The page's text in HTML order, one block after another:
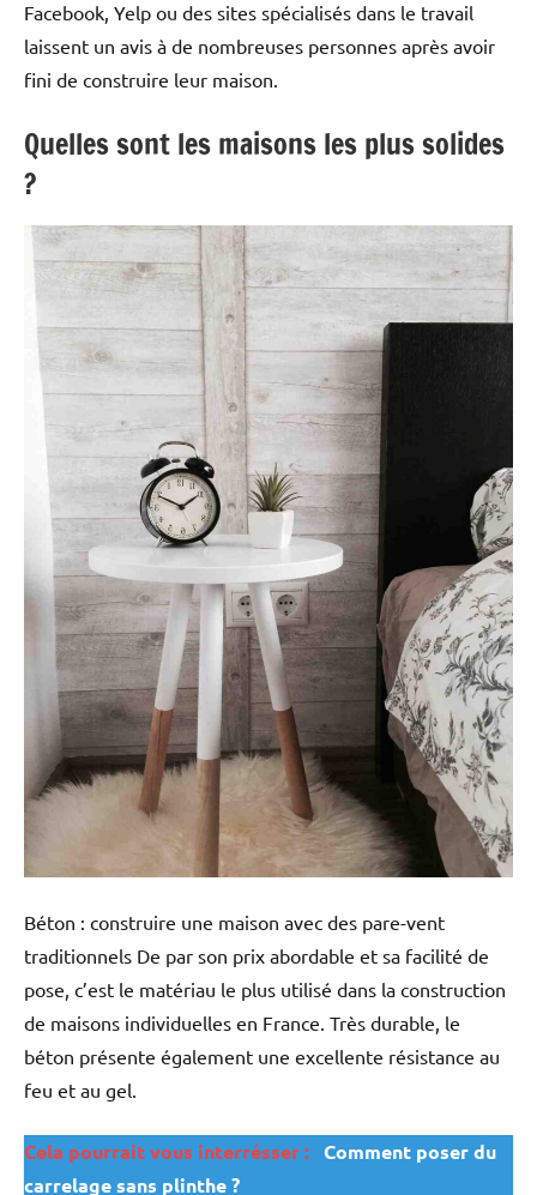
Facebook, Yelp ou des sites spécialisés dans le travail
laissent un avis à de nombreuses personnes après avoir
fini de construire leur maison.
Quelles sont les maisons les plus solides
?
Béton : construire une maison avec des pare-vent
traditionnels De par son prix abordable et sa facilité de
pose, c’est le matériau le plus utilisé dans la construction
de maisons individuelles en France. Très durable, le
béton présente également une excellente résistance au
feu et au gel.
Cela pourrait vous interrésser : Comment poser du
carrelage sans plinthe ?